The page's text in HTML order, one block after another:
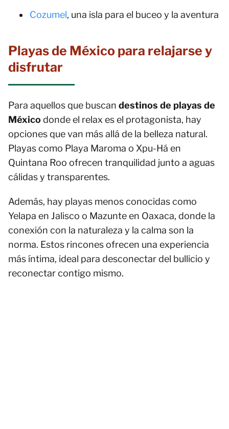
Cozumel, una isla para el buceo y la aventura
Playas de México para relajarse y
disfrutar
Para aquellos que buscan destinos de playas de
Méxicodonde el relax es el protagonista, hay
opciones que van más allá de la belleza natural.
Playas como Playa Maroma o Xpu-Há en
Quintana Roo ofrecen tranquilidad junto a aguas
cálidas y transparentes.
Además, hay playas menos conocidas como
Yelapa en Jalisco o Mazunte en Oaxaca, donde la
conexión con la naturaleza y la calma son la
norma. Estos rincones ofrecen una experiencia
más íntima, ideal para desconectar del bullicio y
reconectar contigo mismo.